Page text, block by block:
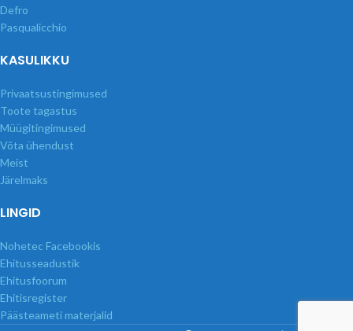
Defro
Pasqualicchio
KASULIKKU
Privaatsustingimused
Toote tagastus
Müügitingimused
Võta ühendust
Meist
Järelmaks
LINGID
Nohetec Facebookis
Ehitusseadustik
Ehitusfoorum
Ehitisregister
Päästeameti materjalid